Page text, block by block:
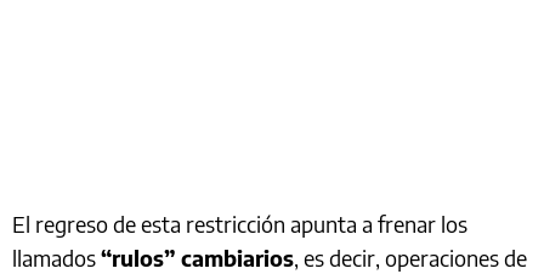
El regreso de esta restricción apunta a frenar los
llamados“rulos” cambiarios, es decir, operaciones de